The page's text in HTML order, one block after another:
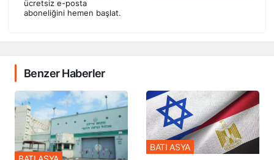
ücretsiz e-posta
aboneliğini hemen başlat.
Benzer Haberler
BATI ASYA